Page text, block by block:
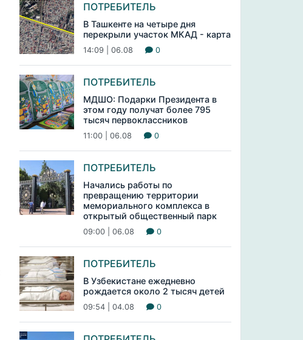
ПОТРЕБИТЕЛЬ
В Ташкенте на четыре дня
перекрыли участок МКАД - карта
14:09 | 06.08 0
ПОТРЕБИТЕЛЬ
МДШО: Подарки Президента в
этом году получат более 795
тысяч первоклассников
11:00 | 06.08 0
ПОТРЕБИТЕЛЬ
Начались работы по
превращению территории
мемориального комплекса в
открытый общественный парк
09:00 | 06.08 0
ПОТРЕБИТЕЛЬ
В Узбекистане ежедневно
рождается около 2 тысяч детей
09:54 | 04.08 0